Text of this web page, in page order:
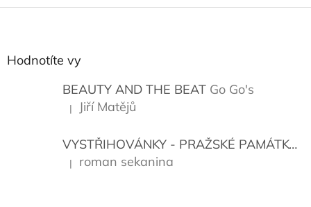
Hodnotíte vy
BEAUTY AND THE BEAT Go Go's
Hodnocení produktu je 5 z 5 hvězdiček.
| Jiří Matějů
VYSTŘIHOVÁNKY - PRAŽSKÉ PAMÁTKY
Hodnocení produktu je 5 z 5 hvězdiček.
| roman sekanina